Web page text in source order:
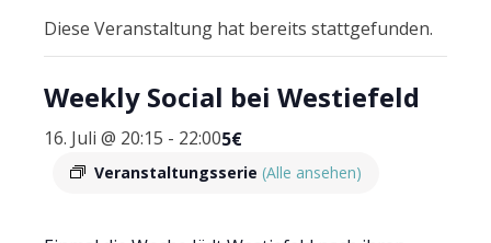
Diese Veranstaltung hat bereits stattgefunden.
Weekly Social bei Westiefeld
16. Juli @ 20:15 - 22:00
Veranstaltungsserie (Alle ansehen)
5€